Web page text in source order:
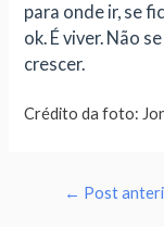
para onde ir, se
ok. É viver. Não
crescer.
Crédito da foto:
← Post